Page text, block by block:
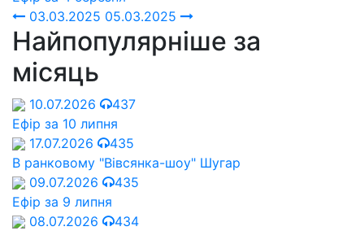
03.03.2025 05.03.2025
Найпопулярніше за
місяць
10.07.2026
437
Ефір за 10 липня
17.07.2026
435
В ранковому "Вівсянка-шоу" Шугар
09.07.2026
435
Ефір за 9 липня
08.07.2026
434